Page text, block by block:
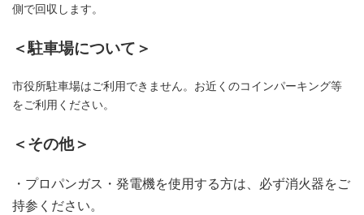
側で回収します。
＜駐車場について＞
市役所駐車場はご利用できません。お近くのコインパーキング等
をご利用ください。
＜その他＞
・プロパンガス・発電機を使用する方は、必ず消火器をご
持参ください。